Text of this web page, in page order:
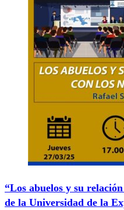
“Los abuelos y su
de la Universidad de la